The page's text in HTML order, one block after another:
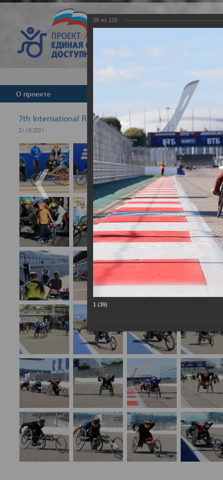
О проекте Новости
7th International Rezept-Sport Wheelchair Half
21.10.2021
39 из 126
1 (39)